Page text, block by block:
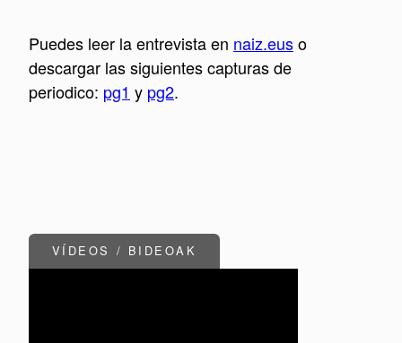
Puedes leer la entrevista en naiz.euso
descargar las siguientes capturas de
periodico: pg1 y pg2.
VÍDEOS / BIDEOAK